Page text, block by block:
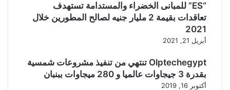
“ES” للمبانى الخضراء والمستدامة تستهدف
تعاقدات بقيمة 2 مليار جنيه لصالح المطورين خلال
2021
أبريل 21, 2021
Olptechegypt تنتهي من تنفيذ مشروعات شمسية
بقدرة 3 جيجاوات عالميا و 280 ميجاوات ببنبان
أكتوبر 16, 2019